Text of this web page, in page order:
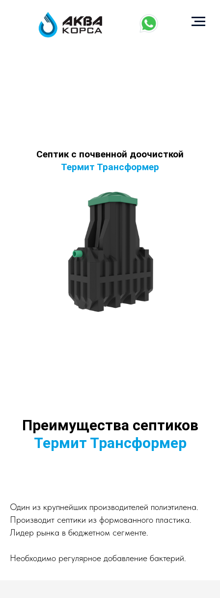
Септик с почвенной доочисткой
Термит Трансформер
Преимущества септиков
Термит Трансформер
Один из крупнейших производителей полиэтилена.
Производит септики из формованного пластика.
Лидер рынка в бюджетном сегменте.
Необходимо регулярное добавление бактерий.